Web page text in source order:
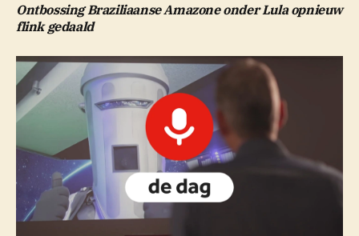
Ontbossing Braziliaanse Amazone onder Lula opnieuw
flink gedaald